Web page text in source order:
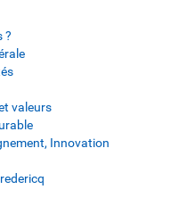
?
valeurs
Innovation